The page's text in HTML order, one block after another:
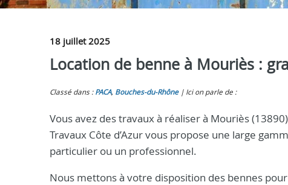
18 juillet 2025
Location de benne à Mouriès :
Classé dans : PACA, Bouches-du-Rhône Ici on parle de :
Vous avez des travaux à réaliser à Mouriès
Travaux Côte d’Azur vous propose une large
particulier ou un professionnel.
Nous mettons à votre disposition des bennes